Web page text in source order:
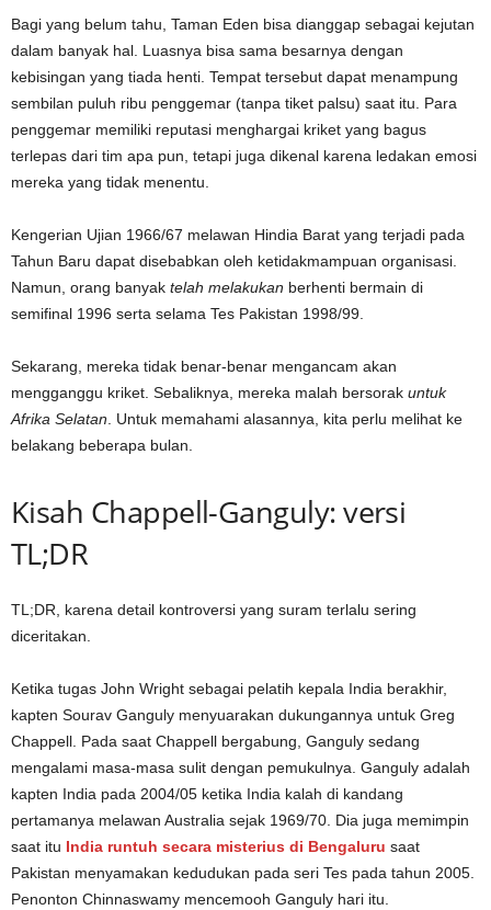
Bagi yang belum tahu, Taman Eden bisa dianggap sebagai kejutan
dalam banyak hal. Luasnya bisa sama besarnya dengan
kebisingan yang tiada henti. Tempat tersebut dapat menampung
sembilan puluh ribu penggemar (tanpa tiket palsu) saat itu. Para
penggemar memiliki reputasi menghargai kriket yang bagus
terlepas dari tim apa pun, tetapi juga dikenal karena ledakan emosi
mereka yang tidak menentu.
Kengerian Ujian 1966/67 melawan Hindia Barat yang terjadi pada
Tahun Baru dapat disebabkan oleh ketidakmampuan organisasi.
Namun, orang banyak telah melakukan berhenti bermain di
semifinal 1996 serta selama Tes Pakistan 1998/99.
Sekarang, mereka tidak benar-benar mengancam akan
mengganggu kriket. Sebaliknya, mereka malah bersorak untuk
Afrika Selatan . Untuk memahami alasannya, kita perlu melihat ke
belakang beberapa bulan.
Kisah Chappell-Ganguly: versi
TL;DR
TL;DR, karena detail kontroversi yang suram terlalu sering
diceritakan.
Ketika tugas John Wright sebagai pelatih kepala India berakhir,
kapten Sourav Ganguly menyuarakan dukungannya untuk Greg
Chappell. Pada saat Chappell bergabung, Ganguly sedang
mengalami masa-masa sulit dengan pemukulnya. Ganguly adalah
kapten India pada 2004/05 ketika India kalah di kandang
pertamanya melawan Australia sejak 1969/70. Dia juga memimpin
saat itu India runtuh secara misterius di Bengaluru saat
Pakistan menyamakan kedudukan pada seri Tes pada tahun 2005.
Penonton Chinnaswamy mencemooh Ganguly hari itu.